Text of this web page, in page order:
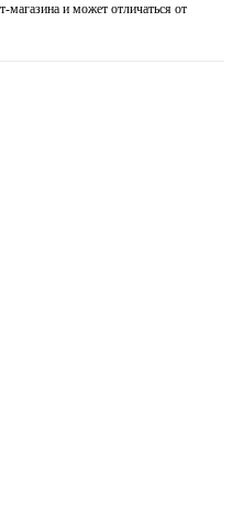
магазина и может отличаться от